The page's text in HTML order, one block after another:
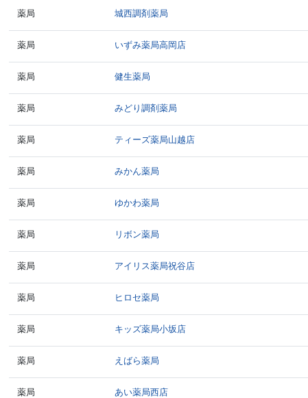
薬局 城西調剤薬局
薬局 いずみ薬局高岡店
薬局 健生薬局
薬局 みどり調剤薬局
薬局 ティーズ薬局山越店
薬局 みかん薬局
薬局 ゆかわ薬局
薬局 リボン薬局
薬局 アイリス薬局祝谷店
薬局 ヒロセ薬局
薬局 キッズ薬局小坂店
薬局 えばら薬局
薬局 あい薬局西店